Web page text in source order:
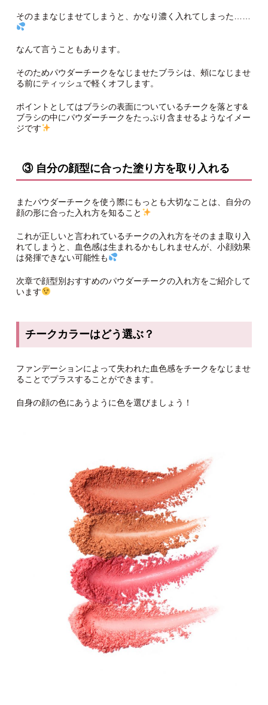
そのままなじませてしまうと、かなり濃く入れてしまった……
なんて言うこともあります。
そのためパウダーチークをなじませたブラシは、頰になじませ
る前にティッシュで軽くオフします。
ポイントとしてはブラシの表面についているチークを落とす&
ブラシの中にパウダーチークをたっぷり含ませるようなイメー
ジです
③ 自分の顔型に合った塗り方を取り入れる
またパウダーチークを使う際にもっとも大切なことは、自分の
顔の形に合った入れ方を知ること
これが正しいと言われているチークの入れ方をそのまま取り入
れてしまうと、血色感は生まれるかもしれませんが、小顔効果
は発揮できない可能性も
次章で顔型別おすすめのパウダーチークの入れ方をご紹介して
います
チークカラーはどう選ぶ？
ファンデーションによって失われた血色感をチークをなじませ
ることでプラスすることができます。
自身の顔の色にあうように色を選びましょう！